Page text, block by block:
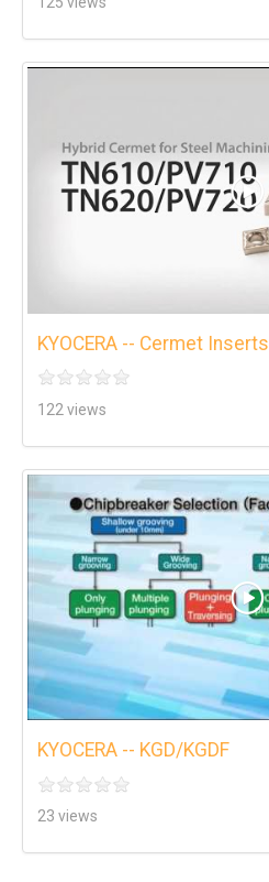
KYOCERA -- Cermet Inserts
122 views
KYOCERA -- KGD/KGDF
23 views